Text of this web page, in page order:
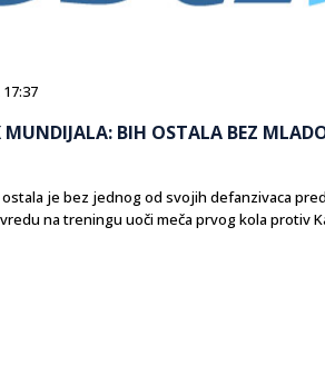
17:37
MUNDIJALA: BIH OSTALA BEZ
je bez jednog od svojih defanzivaca
na treningu uoči meča prvog kola protiv